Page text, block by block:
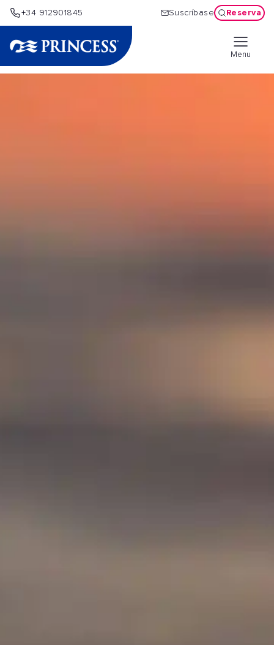
+34 912901845 Suscríbase Reserva
Menu